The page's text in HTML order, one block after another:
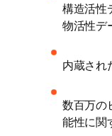
構造活性
物活性デ
内蔵され
数百万の
能性に関